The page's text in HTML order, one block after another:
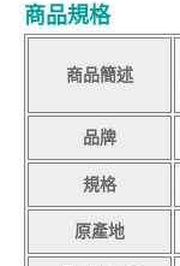
商品規格
商品簡述
品牌
規格
原產地